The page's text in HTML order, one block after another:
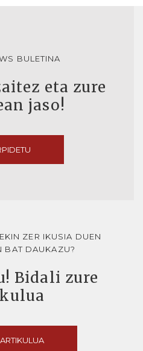
BULETINA
eta zure
jaso!
ZER IKUSIA DUEN
BAT DAUKAZU?
Bidali zure